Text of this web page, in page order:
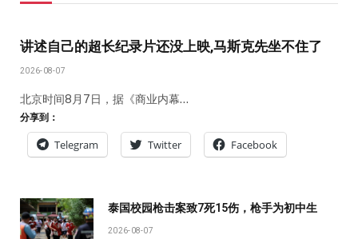
讲述自己的超长纪录片还没上映,马斯克先坐不住了
2026-08-07
北京时间8月7日，据《商业内幕…
分享到：
Telegram Twitter Facebook
泰国校园枪击案致7死15伤，枪手为初中生
2026-08-07